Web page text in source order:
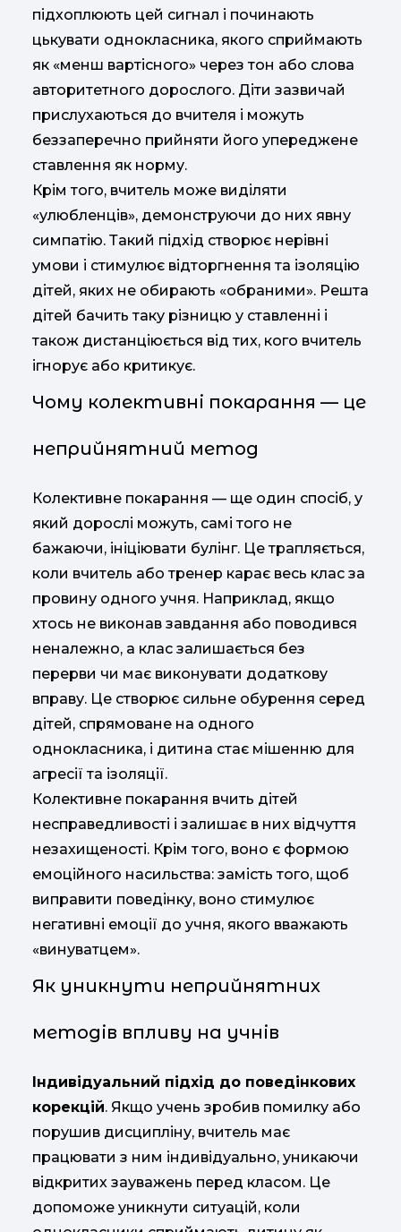
підхоплюють цей сигнал і починають
цькувати однокласника, якого сприймають
як «менш вартісного» через тон або слова
авторитетного дорослого. Діти зазвичай
прислухаються до вчителя і можуть
беззаперечно прийняти його упереджене
ставлення як норму.
Крім того, вчитель може виділяти
«улюбленців», демонструючи до них явну
симпатію. Такий підхід створює нерівні
умови і стимулює відторгнення та ізоляцію
дітей, яких не обирають «обраними». Решта
дітей бачить таку різницю у ставленні і
також дистанціюється від тих, кого вчитель
ігнорує або критикує.
Чому колективні покарання — це
неприйнятний метод
Колективне покарання — ще один спосіб, у
який дорослі можуть, самі того не
бажаючи, ініціювати булінг. Це трапляється,
коли вчитель або тренер карає весь клас за
провину одного учня. Наприклад, якщо
хтось не виконав завдання або поводився
неналежно, а клас залишається без
перерви чи має виконувати додаткову
вправу. Це створює сильне обурення серед
дітей, спрямоване на одного
однокласника, і дитина стає мішенню для
агресії та ізоляції.
Колективне покарання вчить дітей
несправедливості і залишає в них відчуття
незахищеності. Крім того, воно є формою
емоційного насильства: замість того, щоб
виправити поведінку, воно стимулює
негативні емоції до учня, якого вважають
«винуватцем».
Як уникнути неприйнятних
методів впливу на учнів
Індивідуальний підхід до поведінкових
корекцій. Якщо учень зробив помилку або
порушив дисципліну, вчитель має
працювати з ним індивідуально, уникаючи
відкритих зауважень перед класом. Це
допоможе уникнути ситуацій, коли